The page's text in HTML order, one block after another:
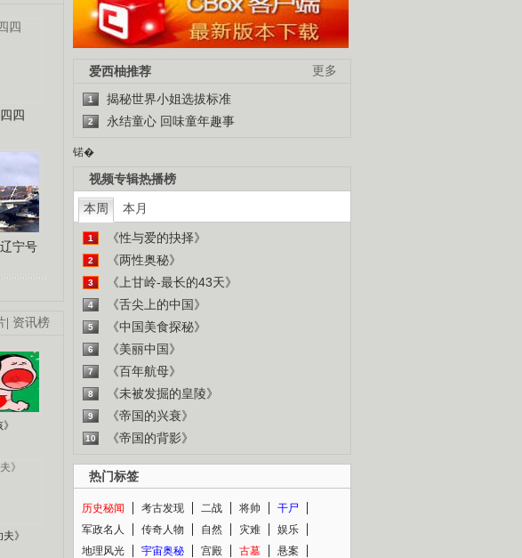
四
宁号
资讯榜
》
更多
爱西柚推荐
1 揭秘世界小姐选拔标准
2 永结童心 回味童年趣事
锘�
视频专辑热播榜
本周 本月
1 《性与爱的抉择》
2 《两性奥秘》
3 《上甘岭-最长的43天》
4 《舌尖上的中国》
5 《中国美食探秘》
6 《美丽中国》
7 《百年航母》
8 《未被发掘的皇陵》
9 《帝国的兴衰》
10 《帝国的背影》
热门标签
历史秘闻 考古发现 二战 将帅
干尸
军政名人
传奇人物 自然 灾难
娱乐
地理风光
宇宙奥秘 宫殿 古墓
悬案